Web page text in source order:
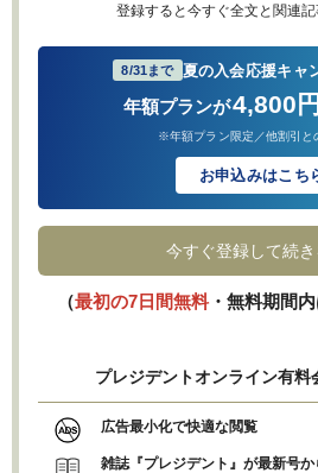
登録すると今すぐ全文と関連記
8/31まで 夏の入会応援キャ
年額プランが4,800円
※年額プラン限定／他割引と
お申込みはこち
今すぐ登録して続
（最初の7日間無料・無料期間内
プレジデントオンライン有料
広告最小化で快適な閲覧
雑誌『プレジデント』が最新号か